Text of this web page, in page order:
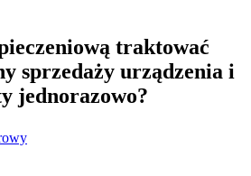
traktować
sprzedaży urządzenia i
jednorazowo?